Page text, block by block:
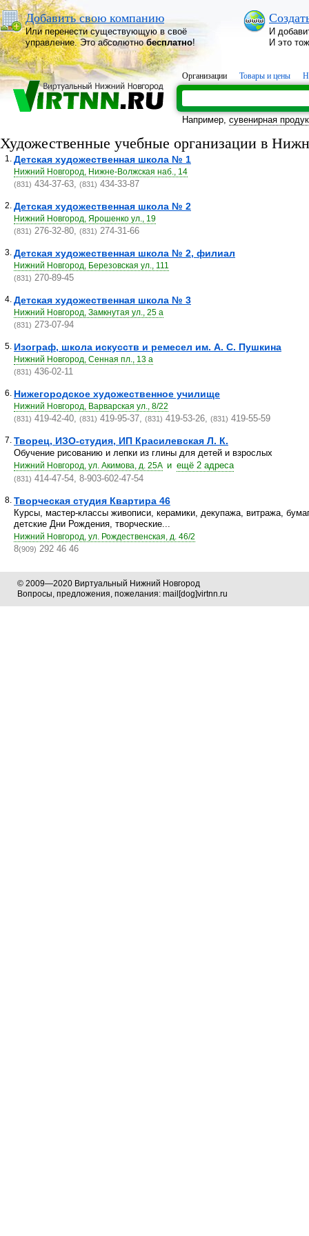
Добавить свою компанию
Или перенести существующую в своё
управление. Это абсолютнобесплатно!
И
И это
Организации Товары и цены
Например, сувенирная
Художественные учебные организации в
1. Детская художественная школа № 1
Нижний Новгород, Нижне-Волжская наб., 14
(831) 434-37-63, (831) 434-33-87
2. Детская художественная школа № 2
Нижний Новгород, Ярошенко ул., 19
(831) 276-32-80, (831) 274-31-66
3. Детская художественная школа № 2, филиал
Нижний Новгород, Березовская ул., 111
(831) 270-89-45
4. Детская художественная школа № 3
Нижний Новгород, Замкнутая ул., 25 а
(831) 273-07-94
5. Изограф, школа искусств и ремесел им. А. С. Пушкина
Нижний Новгород, Сенная пл., 13 а
(831) 436-02-11
6. Нижегородское художественное училище
Нижний Новгород, Варварская ул., 8/22
(831) 419-42-40, (831) 419-95-37, (831) 419-53-26, (831) 419-55-59
7. Творец, ИЗО-студия, ИП Красилевская Л. К.
Обучение рисованию и лепки из глины для детей и взрослых
Нижний Новгород, ул. Акимова, д. 25А и ещё 2 адреса
(831) 414-47-54, 8-903-602-47-54
8. Творческая студия Квартира 46
Курсы, мастер-классы живописи, керамики, декупажа, витража,
детские Дни Рождения, творческие...
Нижний Новгород, ул. Рождественская, д. 46/2
8(909) 292 46 46
© 2009—2020 Виртуальный Нижний Новгород
Вопросы, предложения, пожелания: mail[dog]virtnn.ru